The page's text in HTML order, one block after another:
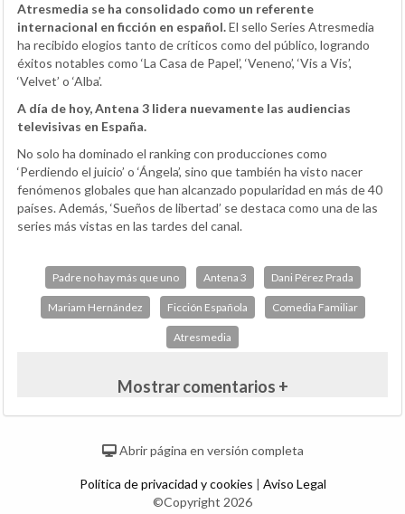
Atresmedia se ha consolidado como un referente
internacional en ficción en español.El sello Series Atresmedia
ha recibido elogios tanto de críticos como del público, logrando
éxitos notables como ‘La Casa de Papel’, ‘Veneno’, ‘Vis a Vis’,
‘Velvet’ o ‘Alba’.
A día de hoy, Antena 3 lidera nuevamente las audiencias
televisivas en España.
No solo ha dominado el ranking con producciones como
‘Perdiendo el juicio’ o ‘Ángela’, sino que también ha visto nacer
fenómenos globales que han alcanzado popularidad en más de 40
países. Además, ‘Sueños de libertad’ se destaca como una de las
series más vistas en las tardes del canal.
Padre no hay más que uno Antena 3 Dani Pérez Prada
Mariam Hernández Ficción Española Comedia Familiar
Atresmedia
Mostrar comentarios +
Abrir página en versión completa
Política de privacidad y cookies | Aviso Legal
©Copyright 2026